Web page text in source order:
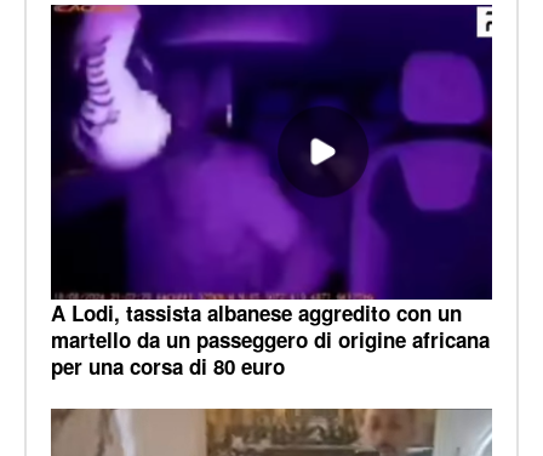
A Lodi, tassista albanese aggredito con un
martello da un passeggero di origine africana
per una corsa di 80 euro